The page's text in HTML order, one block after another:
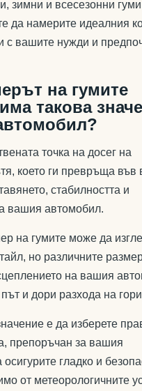
зимни и всесезонни
да намерите идеалния
с вашите нужди и
на гумите
такова
точка на досег на
което ги превръща във
стабилността и
вашия автомобил.
на гумите може да
но различните
на вашия
и дори разхода на
е да изберете
препоръчан за вашия
гладко и
от метеорологичните